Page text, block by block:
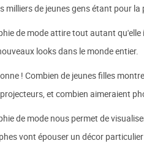
milliers de jeunes gens étant pour
de mode attire tout autant
looks dans le monde entier.
! Combien de jeunes filles
et combien aimeraient
de mode nous permet de
vont épouser un décor